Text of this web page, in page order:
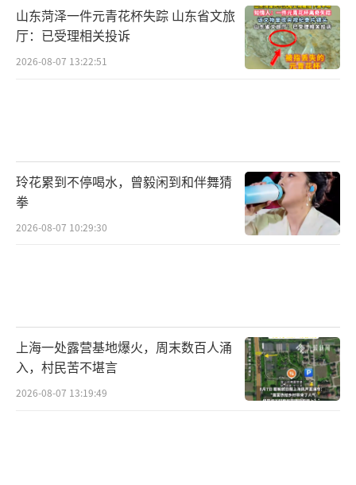
山东菏泽一件元青花杯失踪 山东省文旅
厅：已受理相关投诉
2026-08-07 13:22:51
玲花累到不停喝水，曾毅闲到和伴舞猜
拳
2026-08-07 10:29:30
上海一处露营基地爆火，周末数百人涌
入，村民苦不堪言
2026-08-07 13:19:49